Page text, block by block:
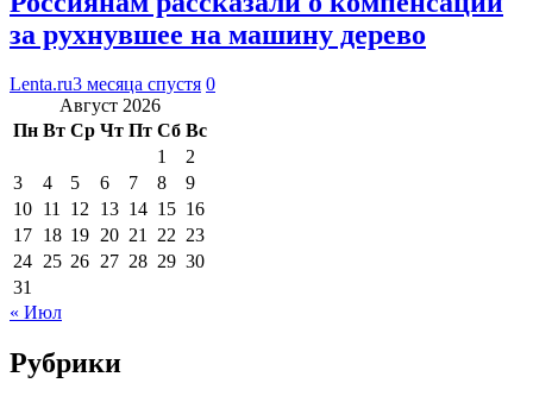
за рухнувшее на машину дерево
Lenta.ru3 месяца спустя 0
Август 2026
Пн Вт Ср Чт Пт Сб Вс
1
2
3
4 5 6 7 8
9
10 11 12 13 14 15 16
17 18 19 20 21 22 23
24 25 26 27 28 29 30
31
« Июл
Рубрики